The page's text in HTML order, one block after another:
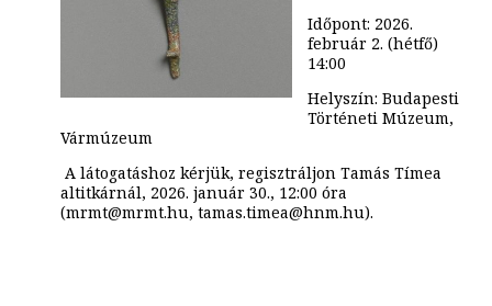
Időpont: 2026.
február 2. (hétfő)
14:00
Helyszín: Budapesti
Történeti Múzeum,
Vármúzeum
A látogatáshoz kérjük, regisztráljon Tamás Tímea
altitkárnál, 2026. január 30., 12:00 óra
(mrmt@mrmt.hu, tamas.timea@hnm.hu).